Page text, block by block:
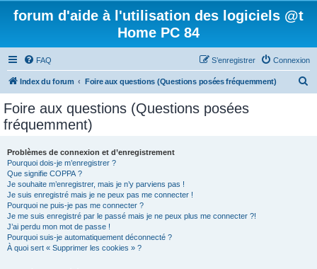
forum d'aide à l'utilisation des logiciels @t
Home PC 84
FAQ Connexion
S’enregistrer
Index du forum Foire aux questions (Questions posées fréquemment)
Foire aux questions (Questions posées
fréquemment)
Problèmes de connexion et d’enregistrement
Pourquoi dois-je m’enregistrer ?
Que signifie COPPA ?
Je souhaite m’enregistrer, mais je n’y parviens pas !
Je suis enregistré mais je ne peux pas me connecter !
Pourquoi ne puis-je pas me connecter ?
Je me suis enregistré par le passé mais je ne peux plus me connecter ?!
J’ai perdu mon mot de passe !
Pourquoi suis-je automatiquement déconnecté ?
À quoi sert « Supprimer les cookies » ?